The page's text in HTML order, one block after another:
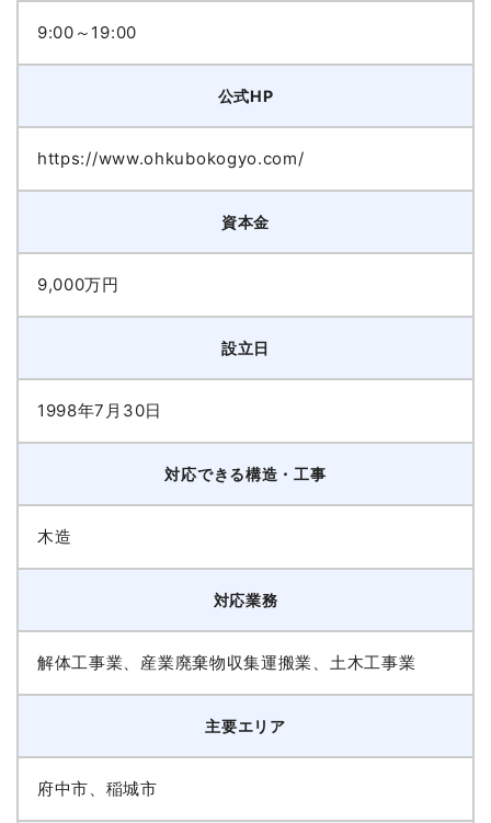
9:00～19:00
公式HP
https://www.ohkubokogyo.com/
資本金
9,000万円
設立日
1998年7月30日
対応できる構造・工事
木造
対応業務
解体工事業、産業廃棄物収集運搬業、土木工事業
主要エリア
府中市、稲城市